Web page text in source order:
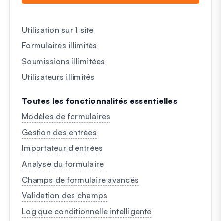
Utilisation sur 1 site
Formulaires illimités
Soumissions illimitées
Utilisateurs illimités
Toutes les fonctionnalités essentielles
Modèles de formulaires
Gestion des entrées
Importateur d'entrées
Analyse du formulaire
Champs de formulaire avancés
Validation des champs
Logique conditionnelle intelligente